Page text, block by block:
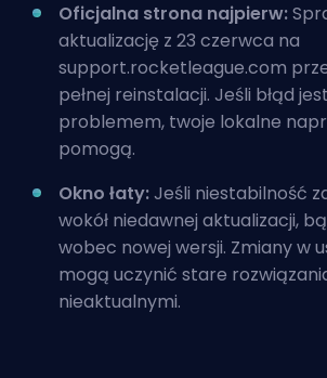
Oficjalna strona najpierw:
aktualizację z 23 czerwca na
support.rocketleague.com
pełnej reinstalacji. Jeśli błąd
problemem, twoje lokalne
pomogą.
Okno łaty:Jeśli niestabilność
wokół niedawnej aktualizacji,
wobec nowej wersji. Zmiany w
mogą uczynić stare
nieaktualnymi.